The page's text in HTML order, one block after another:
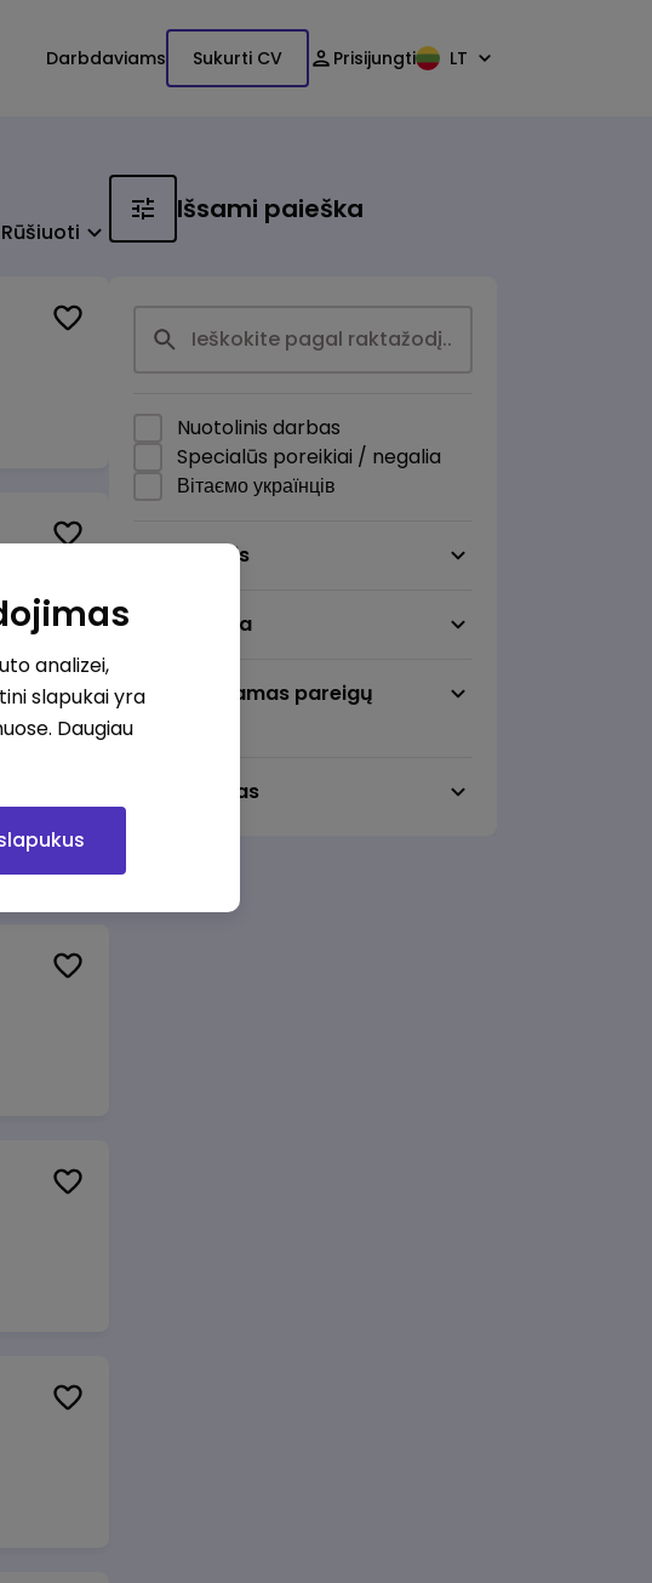
Darbdaviams Sukurti CV Prisijungti LT
Rūšiuoti
Išsami paieška
Nuotolinis darbas
Specialūs poreikiai / negalia
Вітаємо українців
Darbo sritis
Darbo vieta
Pageidaujamas pareigų
Darbo laikas
analizei,
slapukai yra
Daugiau